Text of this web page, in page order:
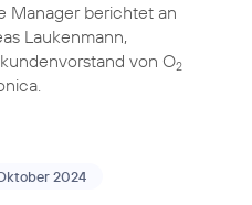
Manager berichtet an
Laukenmann,
von O2
2024